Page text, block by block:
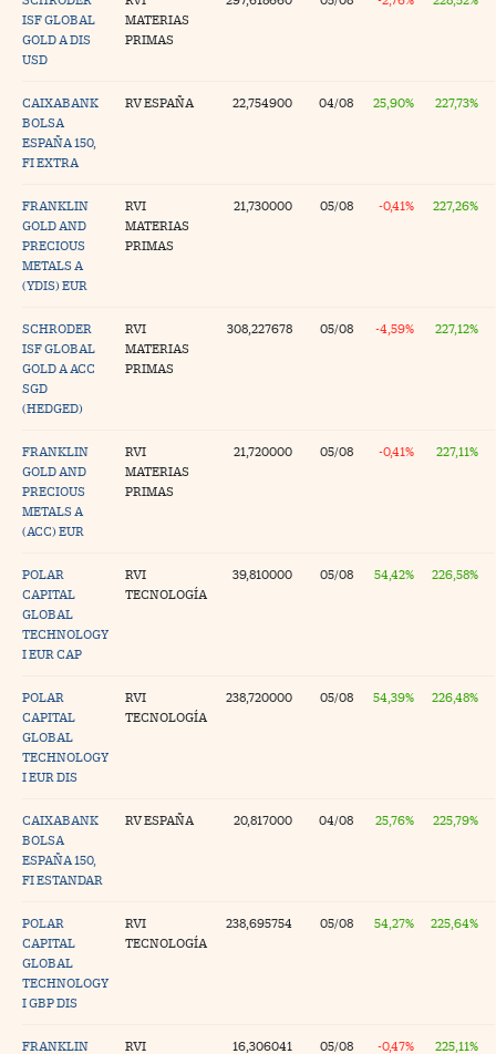
Pyme //foo
Trading
//foo
a Cinco Días
ISF GLOBAL
GOLD A DIS
USD
MATERIAS
PRIMAS
CAIXABANK
BOLSA
ESPAÑA 150,
FI EXTRA
RV ESPAÑA 22,754900 04/08 25,90% 227,73%
FRANKLIN
GOLD AND
PRECIOUS
METALS A
(YDIS) EUR
RVI
MATERIAS
PRIMAS
21,730000 05/08 -0,41% 227,26%
SCHRODER
ISF GLOBAL
GOLD A ACC
SGD
(HEDGED)
RVI
MATERIAS
PRIMAS
308,227678 05/08 -4,59% 227,12%
FRANKLIN
GOLD AND
PRECIOUS
METALS A
(ACC) EUR
RVI
MATERIAS
PRIMAS
21,720000 05/08 -0,41% 227,11%
POLAR
CAPITAL
GLOBAL
TECHNOLOGY
I EUR CAP
RVI
TECNOLOGÍA
39,810000 05/08 54,42% 226,58%
POLAR
CAPITAL
GLOBAL
TECHNOLOGY
I EUR DIS
RVI
TECNOLOGÍA
238,720000 05/08 54,39% 226,48%
CAIXABANK
BOLSA
ESPAÑA 150,
FI ESTANDAR
RV ESPAÑA 20,817000 04/08 25,76% 225,79%
POLAR
CAPITAL
GLOBAL
TECHNOLOGY
I GBP DIS
RVI
TECNOLOGÍA
238,695754 05/08 54,27% 225,64%
FRANKLIN
RVI
16,306041 05/08 -0,47% 225,11%